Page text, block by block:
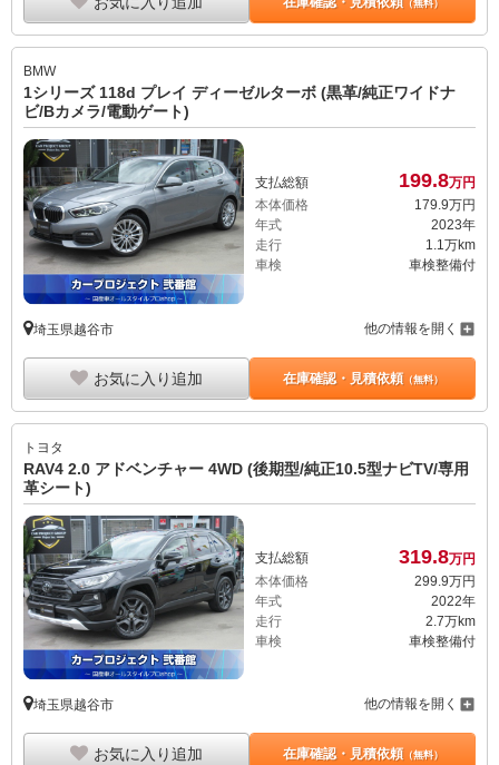
（無料）
BMW
1シリーズ 118d プレイ ディーゼルターボ (黒革/純正ワイドナ
ビ/Bカメラ/電動ゲート)
支払総額 199.8万円
本体価格
179.9万円
年式
2023年
走行
1.1万km
車検
車検整備付
埼玉県越谷市 他の情報を開く
お気に入り追加 在庫確認・見積依頼（無料）
トヨタ
RAV4 2.0 アドベンチャー 4WD (後期型/純正10.5型ナビTV/専用
革シート)
支払総額 319.8万円
本体価格
299. 9万円
年式
2022年
走行
2.7万km
車検
車検整備付
埼玉県越谷市 他の情報を開く
お気に入り追加 在庫確認・見積依頼（無料）